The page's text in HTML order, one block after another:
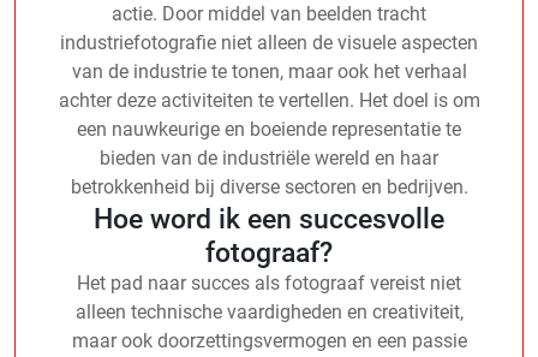
actie. Door middel van beelden tracht
industriefotografie niet alleen de visuele aspecten
van de industrie te tonen, maar ook het verhaal
achter deze activiteiten te vertellen. Het doel is om
een nauwkeurige en boeiende representatie te
bieden van de industriële wereld en haar
betrokkenheid bij diverse sectoren en bedrijven.
Hoe word ik een succesvolle
fotograaf?
Het pad naar succes als fotograaf vereist niet
alleen technische vaardigheden en creativiteit,
maar ook doorzettingsvermogen en een passie